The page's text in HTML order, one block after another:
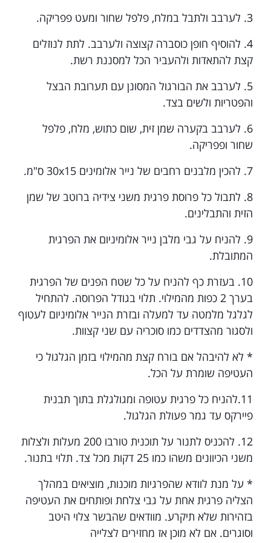
3. לערבב ולתבל במלח, פלפל שחור ומעט פפריקה.
4. להוסיף חופן כוסברה קצוצה ולערבב. לתת לנוזלים
קצת להתאדות ולהעביר הכל למסננת רשת.
5. לערבב את הבורגול המסונן עם תערובת הבצל
והפטריות ולשים בצד.
6. לערבב בקערה שמן זית, שום כתוש, מלח, פלפל
שחור ופפריקה.
7. להכין מלבנים רחבים של נייר אלומינים 30x15 ס"מ.
8. לתבול כל פרוסת פרגית משני צידיה ברוטב של שמן
הזית והתבלינים.
9. להניח על גבי מלבן נייר אלומיניום את הפרגית
המתובלת.
10. בעזרת כף להניח על כל שטח הפנים של הפרגית
בערך 2 כפות מהמילוי. תלוי בגודל הפרוסה. להתחיל
לגלגל מלמטה עד למעלה ובזרת הנייר אלומיניום לעטוף
ולסגור מהצדדים כמו סוכריה עם שני קצוות.
* לא להיבהל אם בורח קצת מהמילוי בזמן הגלגול כי
העטיפה שומרת על הכל.
11.להניח כל פרגית עטופה ומגולגלת בתוך תבנית
פיירקס עד גמר פעולת הגלגול.
12. להכניס לתנור על תוכנית טורבו 200 מעלות ולצלות
משני הכיוונים משהו כמו 25 דקות מכל צד. תלוי בתנור.
* על מנת לוודא שהפרגיות מוכנות, מוציאים במהלך
הצליה פרגית אחת על גבי צלחת ופותחים את העטיפה
בזהירות שלא תיקרע. מוודאים שהבשר צלוי היטב
וסוגרים. אם לא מוכן אז מחזירים לצלייה